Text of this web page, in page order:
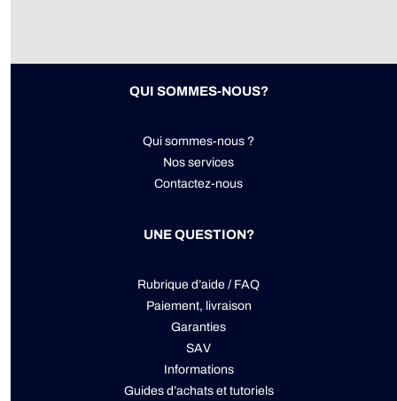
QUI SOMMES-NOUS?
Qui sommes-nous ?
Nos services
Contactez-nous
UNE QUESTION?
Rubrique d’aide / FAQ
Paiement, livraison
Garanties
SAV
Informations
Guides d’achats et tutoriels